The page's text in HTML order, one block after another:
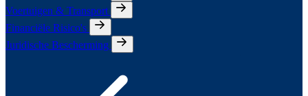
Voertuigen & Transport
Financiële Risico's
Juridische Bescherming